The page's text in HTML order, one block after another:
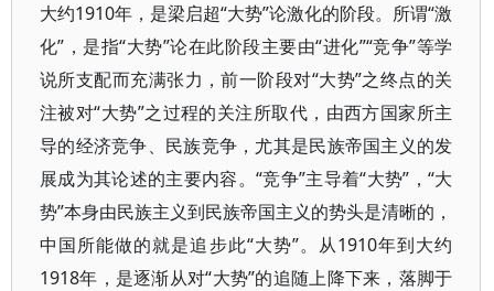
大约1910年，是梁启超“大势”论激化的阶段。所谓“激
化”，是指“大势”论在此阶段主要由“进化”“竞争”等学
说所支配而充满张力，前一阶段对“大势”之终点的关
注被对“大势”之过程的关注所取代，由西方国家所主
导的经济竞争、民族竞争，尤其是民族帝国主义的发
展成为其论述的主要内容。“竞争”主导着“大势”，“大
势”本身由民族主义到民族帝国主义的势头是清晰的，
中国所能做的就是追步此“大势”。从1910年到大约
1918年，是逐渐从对“大势”的追随上降下来，落脚于